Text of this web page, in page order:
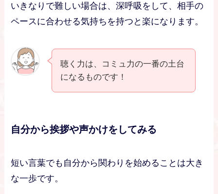
いきなりで難しい場合は、深呼吸をして、相手の
ペースに合わせる気持ちを持つと楽になります。
聴く力は、コミュ力の一番の土台
になるものです！
自分から挨拶や声かけをしてみる
短い言葉でも自分から関わりを始めることは大き
な一歩です。